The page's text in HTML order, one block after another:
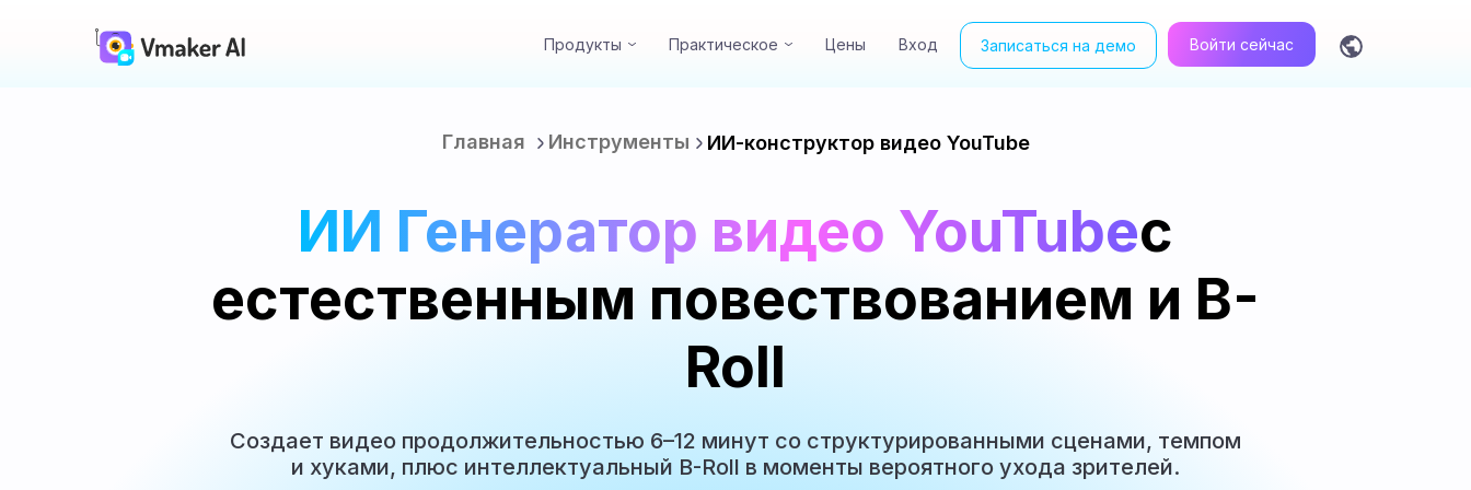
Продукты Практическое Цены Вход Записаться на демо Войти сейчас
Главная Инструменты ИИ-конструктор видео YouTube
ИИ Генератор видео YouTubeс
естественным повествованием и B-
Roll
Создает видео продолжительностью 6–12 минут со структурированными сценами, темпом
и хуками, плюс интеллектуальный B-Roll в моменты вероятного ухода зрителей.